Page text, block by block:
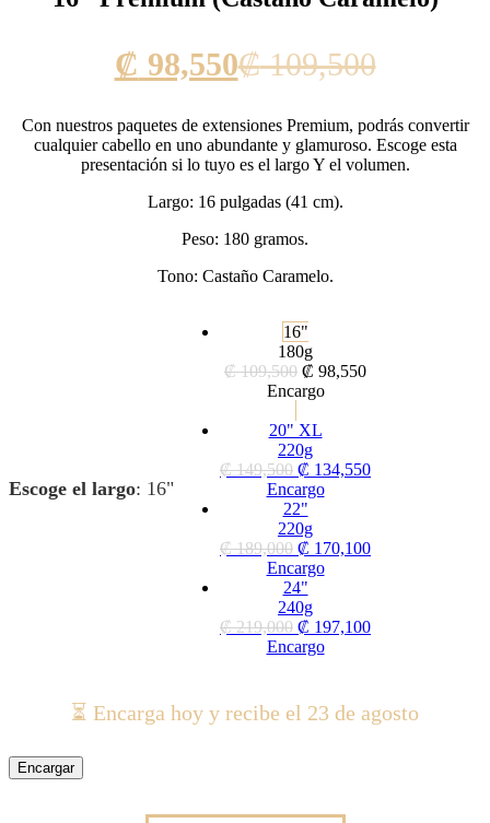
₡ 98,550Current
is:
₡ 98,550.
₡109,500Original
was:
₡
Con nuestros paquetes de extensiones Premium, podrás convertir
cualquier cabello en uno abundante y glamuroso. Escoge esta
presentación si lo tuyo es el largo Y el volumen.
Largo: 16 pulgadas (41 cm).
Peso: 180 gramos.
Tono: Castaño Caramelo.
Escoge el largo: 16"
16"
180g
₡109,500 ₡ 98,550
Encargo
20" XL
220g
₡149,500 ₡ 134,550
Encargo
22"
220g
₡189,000 ₡ 170,100
Encargo
24"
240g
₡219,000 ₡ 197,100
Encargo
⏳ Encarga hoy y recibe el 23 de agosto
Encargar